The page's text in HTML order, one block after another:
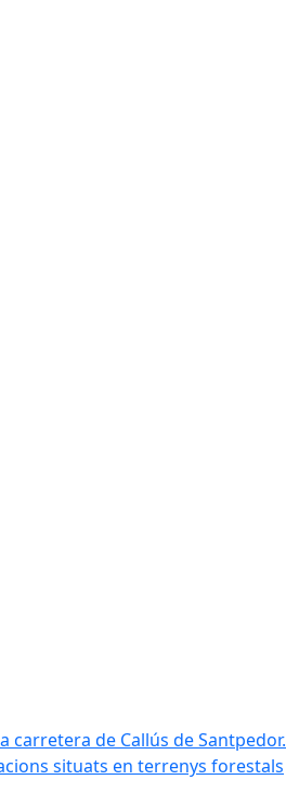
carretera de Callús de Santpedor.
situats en terrenys forestals